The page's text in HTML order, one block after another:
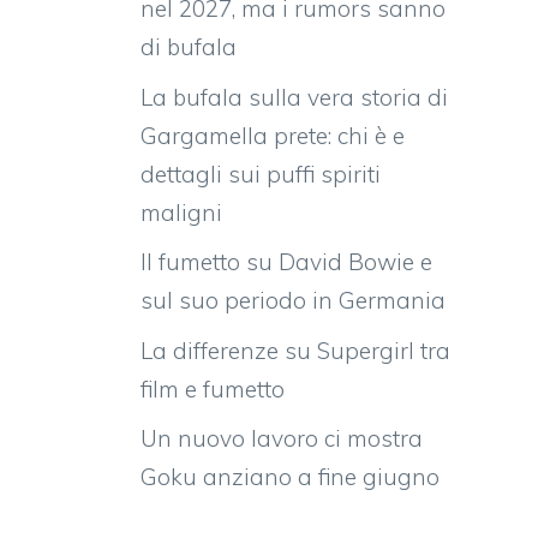
nel 2027, ma i rumors sanno
di bufala
La bufala sulla vera storia di
Gargamella prete: chi è e
dettagli sui puffi spiriti
maligni
Il fumetto su David Bowie e
sul suo periodo in Germania
La differenze su Supergirl tra
film e fumetto
Un nuovo lavoro ci mostra
Goku anziano a fine giugno